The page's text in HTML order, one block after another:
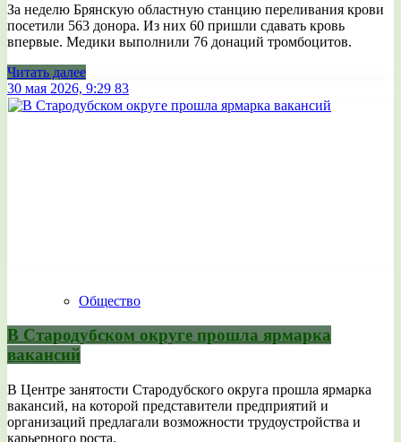
За неделю Брянскую областную станцию переливания крови
посетили 563 донора. Из них 60 пришли сдавать кровь
впервые. Медики выполнили 76 донаций тромбоцитов.
Читать далее
30 мая 2026, 9:29 83
Общество
В Стародубском округе прошла ярмарка
вакансий
В Центре занятости Стародубского округа прошла ярмарка
вакансий, на которой представители предприятий и
организаций предлагали возможности трудоустройства и
карьерного роста.